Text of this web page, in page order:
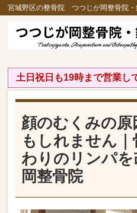
宮城野区の整骨院 つつじが岡整骨院・
土日祝日も19時まで営業し
顔のむくみの
もしれません｜
わりのリンパ
岡整骨院